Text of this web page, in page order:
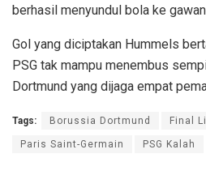
berhasil menyundul bola ke
Gol yang diciptakan Hummels
PSG tak mampu menembus
Dortmund yang dijaga empat
Tags: Borussia Dortmund Final
Paris Saint-Germain PSG Kalah